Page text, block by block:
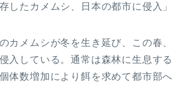
したカメムシ、日本の都市に侵入」
カメムシが冬を生き延び、この春、
入している。通常は森林に生息する
体数増加により餌を求めて都市部へ